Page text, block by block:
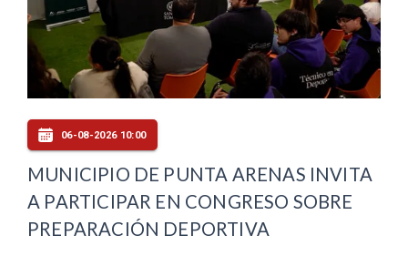
06-08-2026 10:00
MUNICIPIO DE PUNTA ARENAS INVITA
A PARTICIPAR EN CONGRESO SOBRE
PREPARACIÓN DEPORTIVA